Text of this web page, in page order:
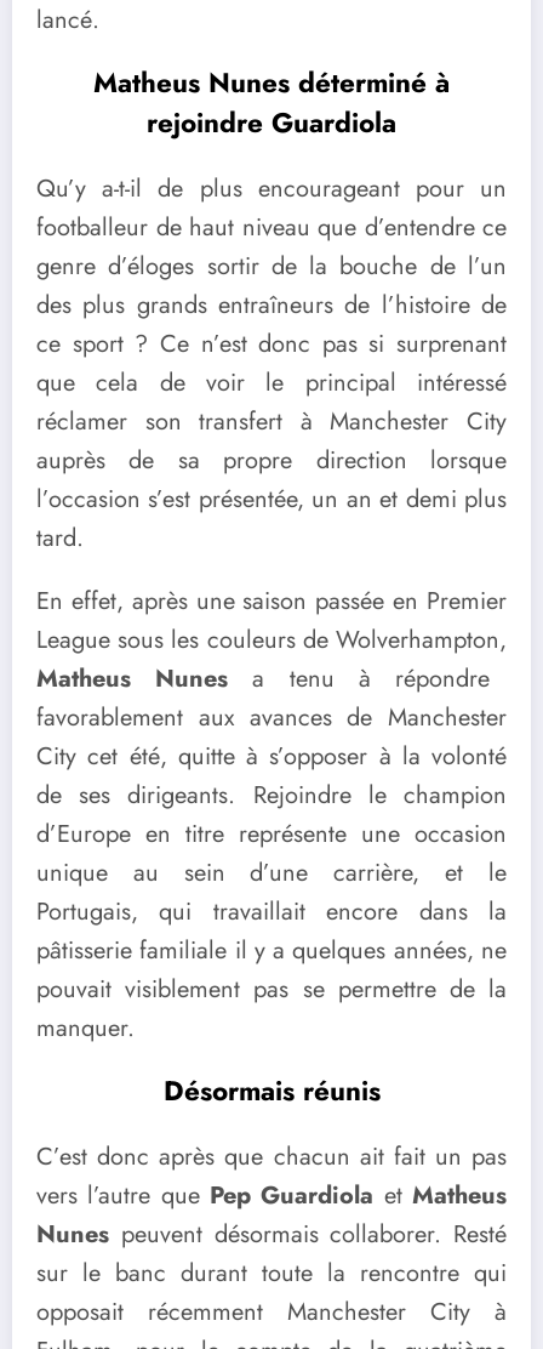
lancé.
Matheus Nunes déterminé à
rejoindre Guardiola
Qu’y a-t-il de plus encourageant pour un
footballeur de haut niveau que d’entendre ce
genre d’éloges sortir de la bouche de l’un
des plus grands entraîneurs de l’histoire de
ce sport ? Ce n’est donc pas si surprenant
que cela de voir le principal intéressé
réclamer son transfert à Manchester City
auprès de sa propre direction lorsque
l’occasion s’est présentée, un an et demi plus
tard.
En effet, après une saison passée en Premier
League sous les couleurs de Wolverhampton,
Matheus Nunes a tenu à répondre
favorablement aux avances de Manchester
City cet été, quitte à s’opposer à la volonté
de ses dirigeants. Rejoindre le champion
d’Europe en titre représente une occasion
unique au sein d’une carrière, et le
Portugais, qui travaillait encore dans la
pâtisserie familiale il y a quelques années, ne
pouvait visiblement pas se permettre de la
manquer.
Désormais réunis
C’est donc après que chacun ait fait un pas
vers l’autre que Pep Guardiola etMatheus
Nunes peuvent désormais collaborer. Resté
sur le banc durant toute la rencontre qui
opposait récemment Manchester City à